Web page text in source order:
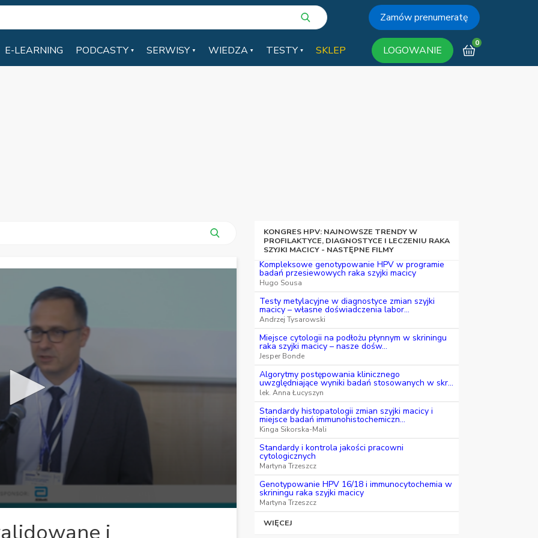
Zamów prenumeratę
E-LEARNING PODCASTY SERWISY WIEDZA TESTY SKLEP LOGOWANIE
0
KONGRES HPV: NAJNOWSZE TRENDY W
PROFILAKTYCE, DIAGNOSTYCE I LECZENIU RAKA
SZYJKI MACICY - NASTĘPNE FILMY
Kompleksowe genotypowanie HPV w programie
badań przesiewowych raka szyjki macicy
Hugo Sousa
Testy metylacyjne w diagnostyce zmian szyjki
macicy – własne doświadczenia labor...
Andrzej Tysarowski
Miejsce cytologii na podłożu płynnym w skriningu
raka szyjki macicy – nasze dośw...
Jesper Bonde
Algorytmy postępowania klinicznego
uwzględniające wyniki badań stosowanych w skr...
lek. Anna Łucyszyn
Standardy histopatologii zmian szyjki macicy i
miejsce badań immunohistochemiczn...
Kinga Sikorska-Mali
Standardy i kontrola jakości pracowni
cytologicznych
Martyna Trzeszcz
Genotypowanie HPV 16/18 i immunocytochemia w
skriningu raka szyjki macicy
Martyna Trzeszcz
WIĘCEJ